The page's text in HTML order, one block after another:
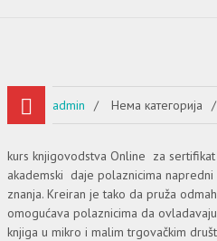
admin Нема категорија
kurs knjigovodstva Online za sertifikat
akademski daje polaznicima
znanja. Kreiran je tako da pruža
omogućava polaznicima da
knjiga u mikro i malim trgovačkim